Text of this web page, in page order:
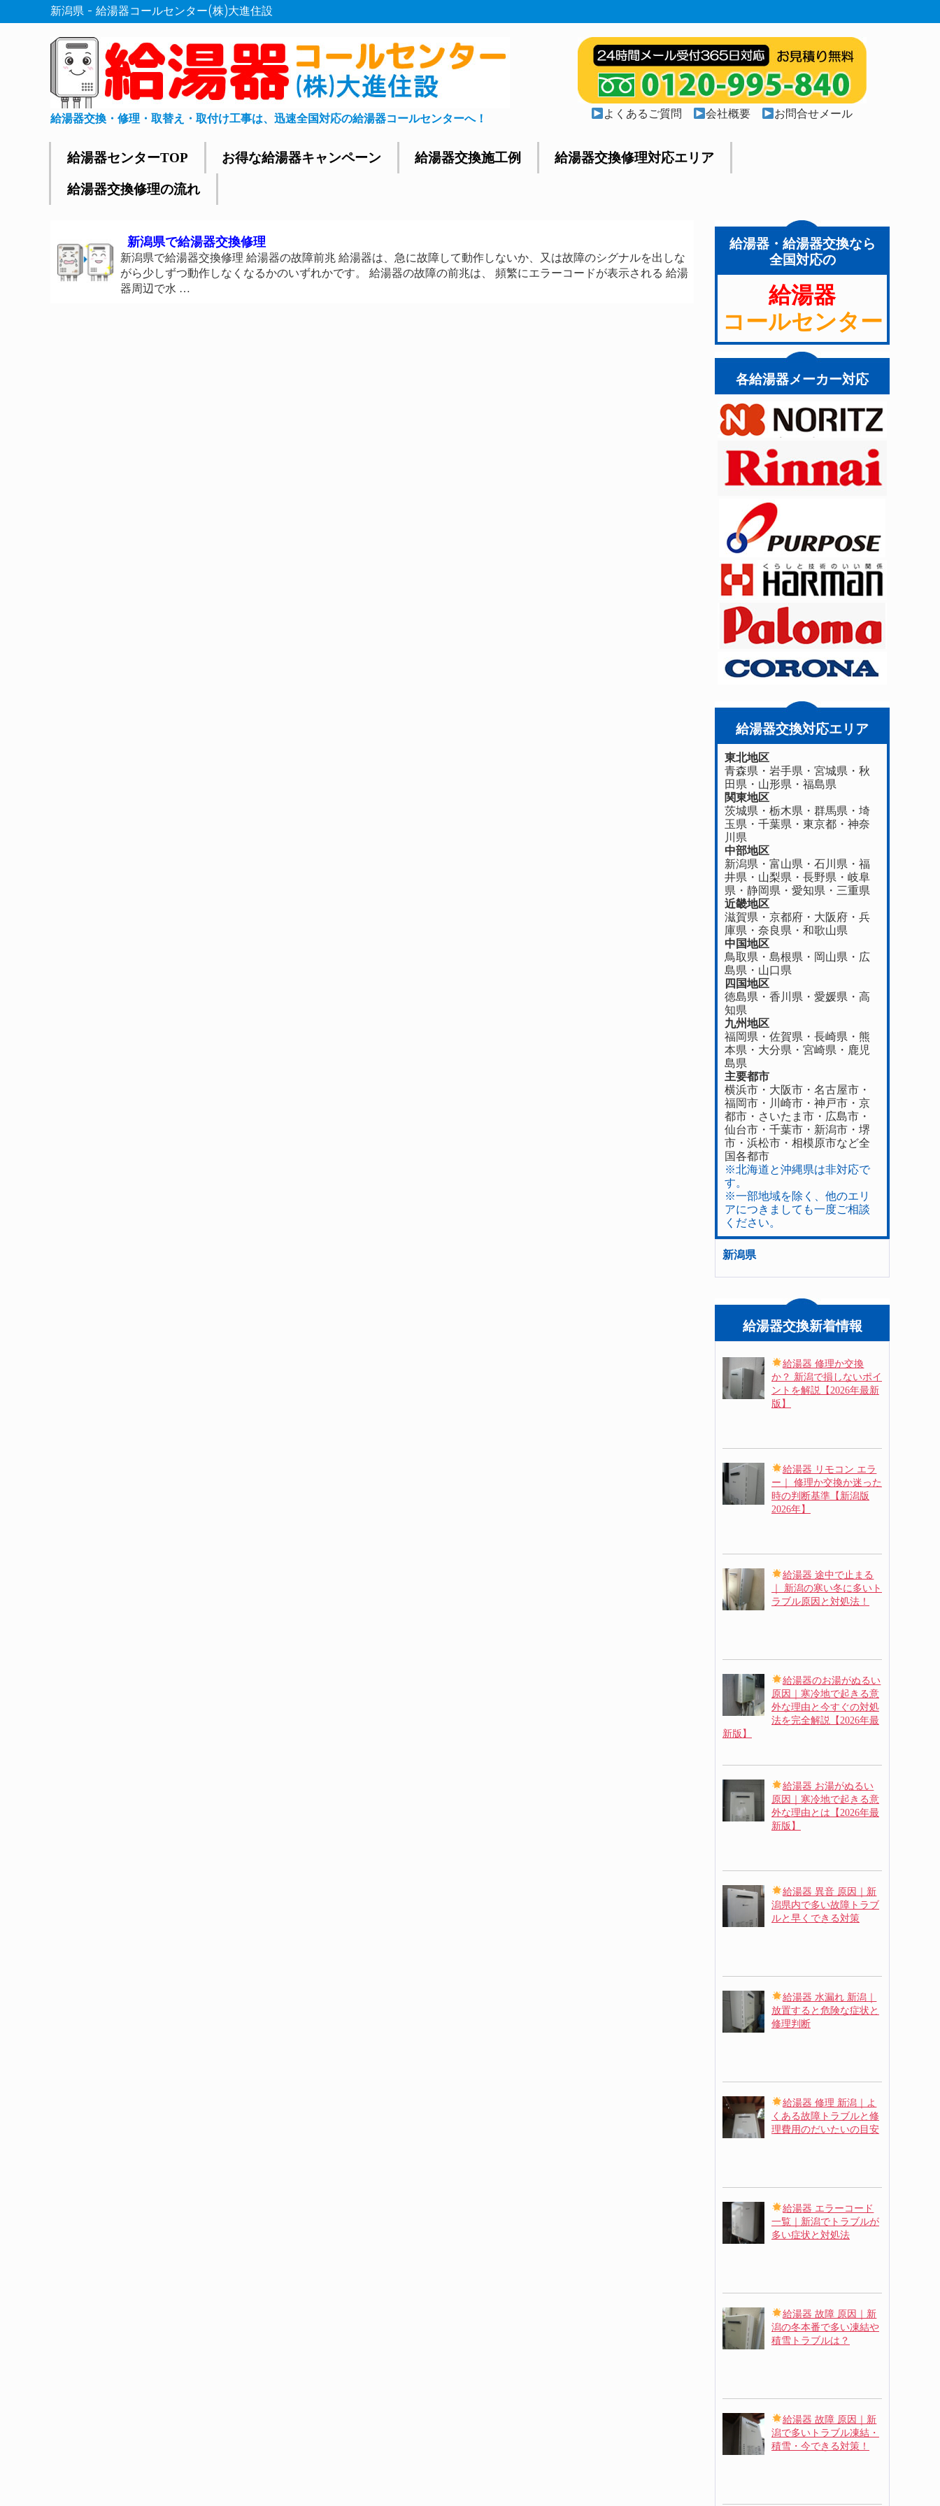
新潟県 - 給湯器コールセンター(株)大進住設
給湯器交換・修理・取替え・取付け工事は、迅速全国対応の給湯器コールセンターへ！ よくあるご質問 会社概要 お問合せメール
給湯器センターTOP お得な給湯器キャンペーン 給湯器交換施工例 給湯器交換修理対応エリア
給湯器交換修理の流れ
新潟県で給湯器交換修理
新潟県で給湯器交換修理 給湯器の故障前兆 給湯器は、急に故障して動作しないか、又は故障のシグナルを出しな
がら少しずつ動作しなくなるかのいずれかです。 給湯器の故障の前兆は、 頻繁にエラーコードが表示される 給湯
器周辺で水 …
給湯器・給湯器交換なら
全国対応の
給湯器
コールセンター
各給湯器メーカー対応
給湯器交換対応エリア
東北地区
青森県 ・ 岩手県 ・ 宮城県 ・ 秋
田県 ・ 山形県 ・ 福島県
関東地区
茨城県 ・ 栃木県 ・ 群馬県 ・ 埼
玉県 ・ 千葉県 ・ 東京都 ・ 神奈
川県
中部地区
新潟県 ・ 富山県 ・ 石川県 ・ 福
井県 ・ 山梨県 ・ 長野県 ・ 岐阜
県 ・ 静岡県 ・ 愛知県 ・ 三重県
近畿地区
滋賀県 ・ 京都府 ・ 大阪府 ・ 兵
庫県 ・ 奈良県 ・ 和歌山県
中国地区
鳥取県 ・ 島根県 ・ 岡山県 ・ 広
島県 ・ 山口県
四国地区
徳島県 ・香川県・ 愛媛県 ・ 高
知県
九州地区
福岡県 ・ 佐賀県 ・長崎県・ 熊
本県 ・ 大分県 ・ 宮崎県 ・ 鹿児
島県
主要都市
横浜市・大阪市・名古屋市・
福岡市・川崎市・神戸市・京
都市・さいたま市・広島市・
仙台市・千葉市・新潟市・堺
市・浜松市・相模原市など全
国各都市
※北海道と沖縄県は非対応で
す。
※一部地域を除く、他のエリ
アにつきましても一度ご相談
ください。
新潟県
給湯器交換新着情報
給湯器 修理か交換
か？ 新潟で損しないポイ
ントを解説【2026年最新
版】
給湯器 リモコン エラ
ー｜ 修理か交換か迷った
時の判断基準【新潟版
2026年】
給湯器 途中で止まる
｜ 新潟の寒い冬に多いト
ラブル原因と対処法！
給湯器のお湯がぬるい
原因｜寒冷地で起きる意
外な理由と今すぐの対処
法を完全解説【2026年最
新版】
給湯器 お湯がぬるい
原因｜寒冷地で起きる意
外な理由とは【2026年最
新版】
給湯器 異音 原因｜新
潟県内で多い故障トラブ
ルと早くできる対策
給湯器 水漏れ 新潟｜
放置すると危険な症状と
修理判断
給湯器 修理 新潟｜よ
くある故障トラブルと修
理費用のだいたいの目安
給湯器 エラーコード
一覧｜新潟でトラブルが
多い症状と対処法
給湯器 故障 原因｜新
潟の冬本番で多い凍結や
積雪トラブルは？
給湯器 故障 原因｜新
潟で多いトラブル凍結・
積雪・今できる対策！